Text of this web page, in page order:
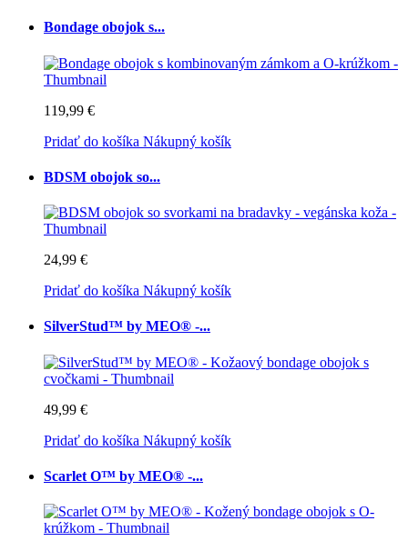
Bondage obojok s...
119,99 €
Pridať do košíka Nákupný košík
BDSM obojok so...
24,99 €
Pridať do košíka Nákupný košík
SilverStud™ by MEO® -...
49,99 €
Pridať do košíka Nákupný košík
Scarlet O™ by MEO® -...